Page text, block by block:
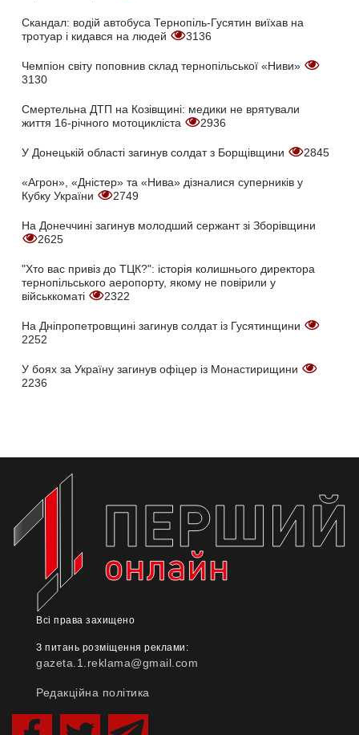
Скандал: водій автобуса Тернопіль-Гусятин виїхав на
тротуар і кидався на людей
3136
Чемпіон світу поповнив склад тернопільської «Ниви»
3130
Смертельна ДТП на Козівщині: медики не врятували
життя 16-річного мотоцикліста
2936
У Донецькій області загинув солдат з Борщівщини 2845
«Агрон», «Дністер» та «Нива» дізналися суперників у
Кубку України
2749
На Донеччині загинув молодший сержант зі Зборівщини
2625
"Хто вас привіз до ТЦК?": історія колишнього директора
тернопільського аеропорту, якому не повірили у
військкоматі
2322
На Дніпропетровщині загинув солдат із Гусятинщини
2252
У боях за Україну загинув офіцер із Монастирищини
2236
Всі права захищено
З питань розміщення реклами:
gazeta.1.reklama@gmail.com
Редакційна політика